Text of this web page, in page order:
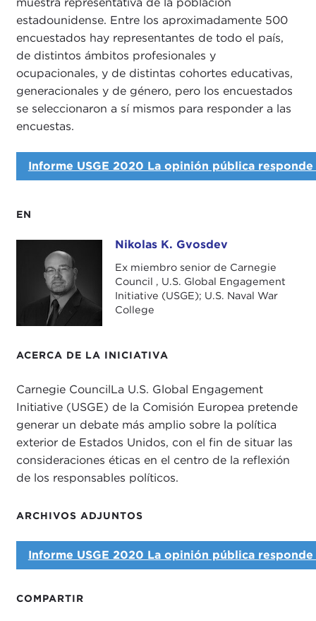
EN
Nikolas K. GvosdevNikolas K. Gvosdev
Ex miembro senior de Carnegie
Council , U.S. Global Engagement
Initiative (USGE); U.S. Naval War
College
ACERCA DE LA INICIATIVA
Carnegie CouncilLa U.S. Global Engagement
Initiative (USGE) de la Comisión Europea pretende
generar un debate más amplio sobre la política
exterior de Estados Unidos, con el fin de situar las
consideraciones éticas en el centro de la reflexión
de los responsables políticos.
ARCHIVOS ADJUNTOS
Informe USGE 2020 La opinión pública
COMPARTIR
estadounidense. Entre los aproximadamente 500
encuestados hay representantes de todo el país,
de distintos ámbitos profesionales y
ocupacionales, y de distintas cohortes educativas,
generacionales y de género, pero los encuestados
se seleccionaron a sí mismos para responder a las
encuestas.
Informe USGE 2020 La opinión pública